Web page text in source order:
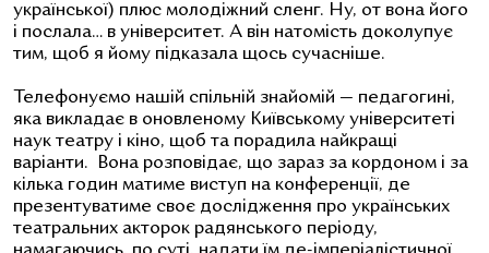
української) плюс молодіжний сленг. Ну, от вона його
і послала… в університет. А він натомість доколупує
тим, щоб я йому підказала щось сучасніше.
Телефонуємо нашій спільній знайомій — педагогині,
яка викладає в оновленому Київському університеті
наук театру і кіно, щоб та порадила найкращі
варіанти. Вона розповідає, що зараз за кордоном і за
кілька годин матиме виступ на конференції, де
презентуватиме своє дослідження про українських
театральних акторок радянського періоду,